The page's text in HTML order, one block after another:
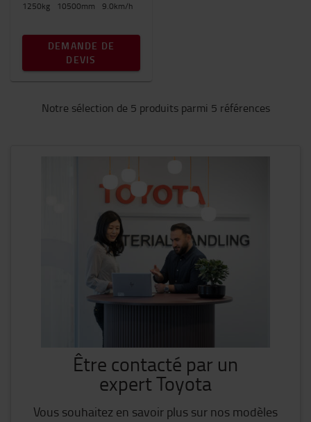
1250kg 10500mm 9.0km/h
DEMANDE DE
DEVIS
Notre sélection de 5 produits parmi 5 références
Être contacté par un
expert Toyota
Vous souhaitez en savoir plus sur nos modèles